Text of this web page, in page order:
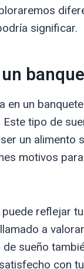
significar.
en un
tipo de
un
motivos
puede reflejar
a
sueño
con